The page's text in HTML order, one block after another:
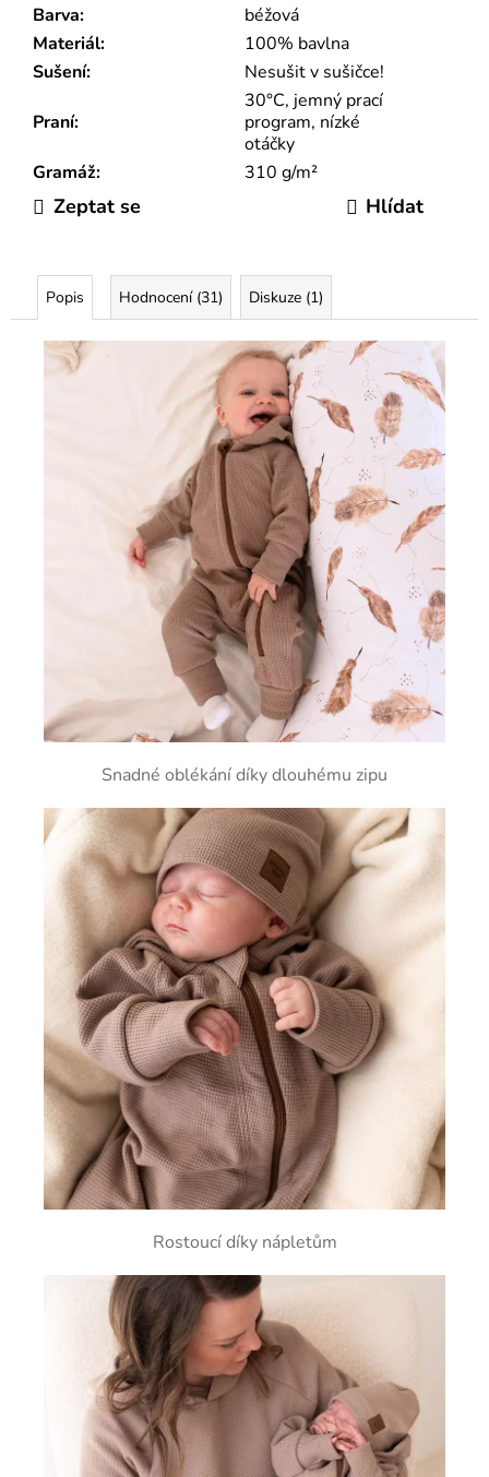
Barva:
béžová
Materiál:
100% bavlna
Sušení: Nesušit v sušičce!
Praní:
30°C, jemný prací
program, nízké
otáčky
Gramáž: 310 g/m²
Zeptat se Hlídat
Popis Hodnocení (31) Diskuze (1)
Snadné oblékání díky dlouhému zipu
Rostoucí díky nápletům